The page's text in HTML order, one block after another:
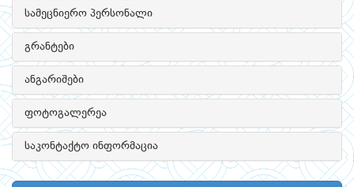
სამეცნიერო პერსონალი
გრანტები
ანგარიშები
ფოტოგალერეა
საკონტაქტო ინფორმაცია